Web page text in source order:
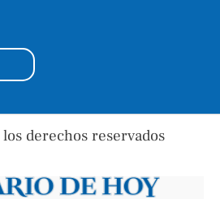
los derechos reservados